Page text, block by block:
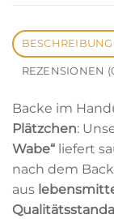
BESCHREIBUNG
REZENSIONEN
Backe im
Plätzchen:
Wabe“ liefert
nach dem
aus